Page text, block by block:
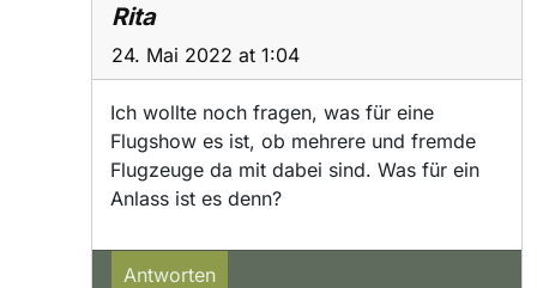
Rita
24. Mai 2022 at 1:04
Ich wollte noch fragen, was für eine
Flugshow es ist, ob mehrere und fremde
Flugzeuge da mit dabei sind. Was für ein
Anlass ist es denn?
Antworten